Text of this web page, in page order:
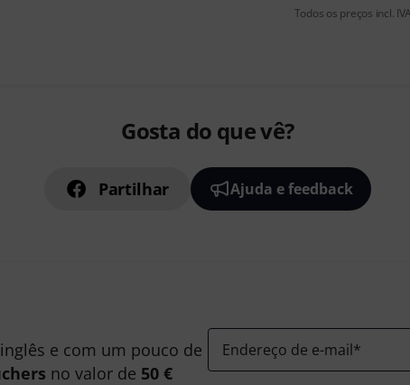
Todos os preços incl. IVA
Gosta do que vê?
Partilhar Ajuda e feedback
e com um pouco de
no valor de 50 €
Endereço de e-mail*